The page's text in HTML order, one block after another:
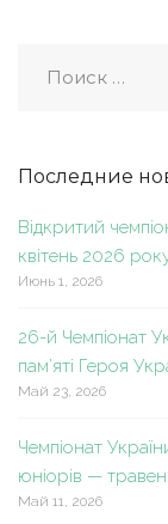
Последние
Відкритий
квітень 2026
Июнь 1, 2026
26-й Чемпіонат
пам’яті Героя
Май 23, 2026
Чемпіонат
юніорів —
Май 11, 2026